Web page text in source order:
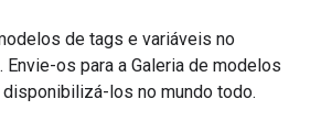
de tags e variáveis no
Envie-os para a Galeria de modelos
disponibilizá-los no mundo todo.